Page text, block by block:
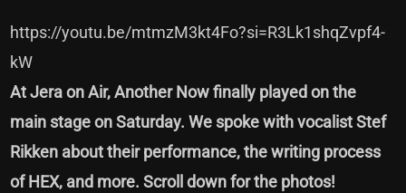
https://youtu.be/mtmzM3kt4Fo?si=R3Lk1shqZvpf4-
kW
At Jera on Air, Another Now finally played on the
main stage on Saturday. We spoke with vocalist Stef
Rikken about their performance, the writing process
of HEX, and more. Scroll down for the photos!